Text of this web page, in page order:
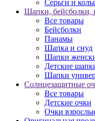
Шапки, бейсболки,
Все товары
Бейсболки
Панамы
Шапка и снуд
Шапки
Детские
Шапки
Солнцезащитные
Все товары
Детские очки
Очки взрослые
Оригинальная